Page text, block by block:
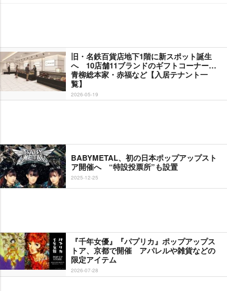
旧・名鉄百貨店地下1階に新スポット誕生
へ 10店舗11ブランドのギフトコーナー…
青柳総本家・赤福など【入居テナント一
覧】
2026-05-19
BABYMETAL、初の日本ポップアップスト
ア開催へ “特設投票所”も設置
2025-12-25
『千年女優』『パプリカ』ポップアップス
トア、京都で開催 アパレルや雑貨などの
限定アイテム
2026-07-28